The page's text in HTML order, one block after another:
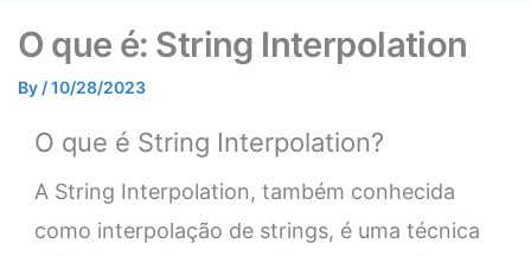
O que é: String Interpolation
By /10/28/2023
O que é String Interpolation?
A String Interpolation, também conhecida
como interpolação de strings, é uma técnica